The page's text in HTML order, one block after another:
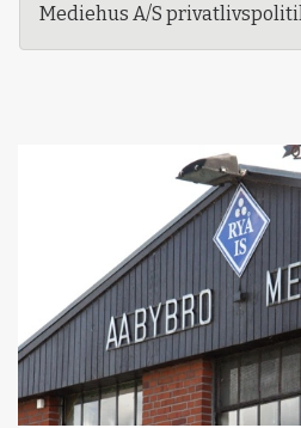
Mediehus A/S